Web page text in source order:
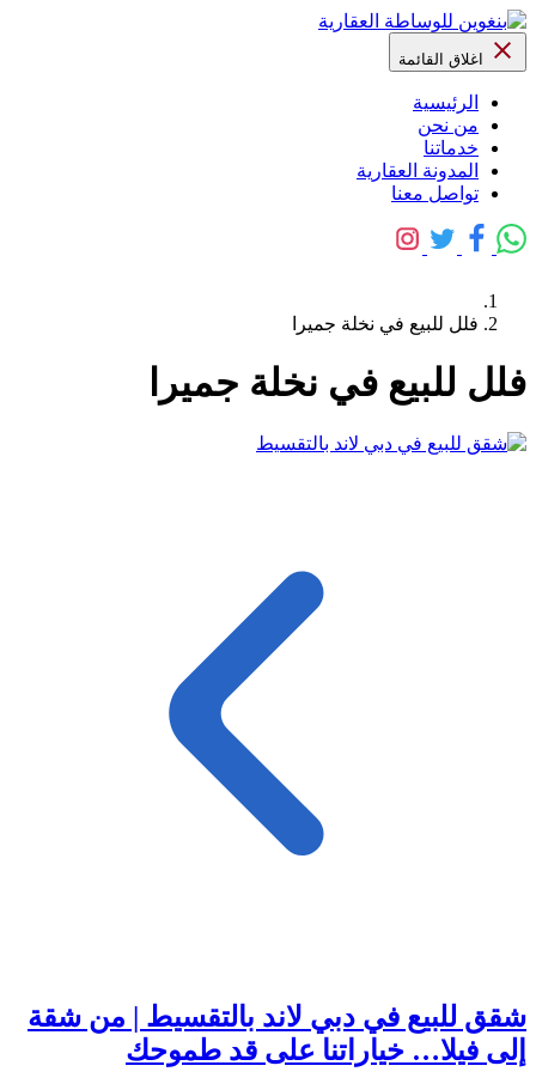
اغلاق القائمة
الرئيسية
من نحن
خدماتنا
المدونة العقارية
تواصل معنا
فلل للبيع في نخلة جميرا
فلل للبيع في نخلة جميرا
شقق للبيع في دبي لاند بالتقسيط | من شقة
إلى فيلا… خياراتنا على قد طموحك